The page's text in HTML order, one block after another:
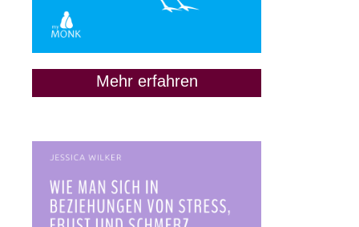
Mehr erfahren